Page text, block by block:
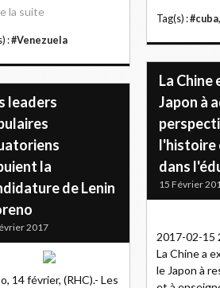
la suite
:#Venezuela
Tag(s) :#cuba,
La Chine
Japon à
l'histoire
dans
15 Février
2017-02-15
La Chine a
le Japon à
leaders
la
de Lenin
2017
14 février, (RHC).- Les